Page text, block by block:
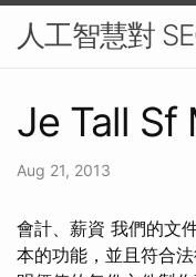
人工智慧對
Je Tall
Aug 21, 2013
會計、薪資 我們的文
本的功能，並且符合